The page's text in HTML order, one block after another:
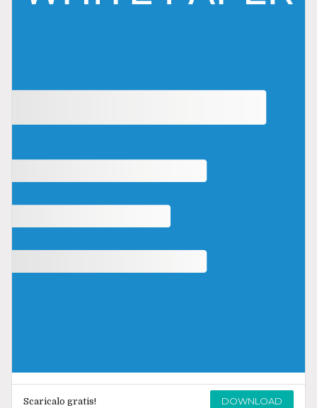
Scaricalo gratis! DOWNLOAD